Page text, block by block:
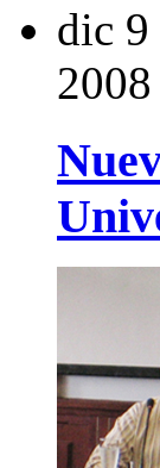
dic 9
2008